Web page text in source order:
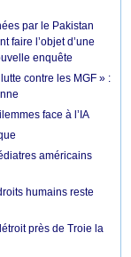
par le Pakistan
faire l’objet d’une
enquête
contre les MGF » :
face à l’IA
américains
humains reste
près de Troie la